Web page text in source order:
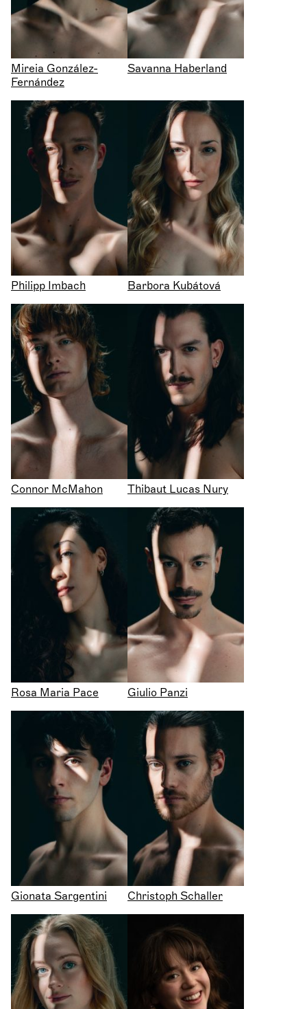
Mireia González-
Fernández
Savanna Haberland
Philipp Imbach Barbora Kubátová
Connor McMahon Thibaut Lucas Nury
Rosa Maria Pace Giulio Panzi
Gionata Sargentini Christoph Schaller